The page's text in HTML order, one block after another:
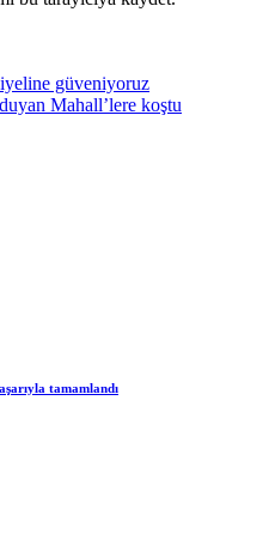
güveniyoruz
Mahall’lere koştu
tamamlandı